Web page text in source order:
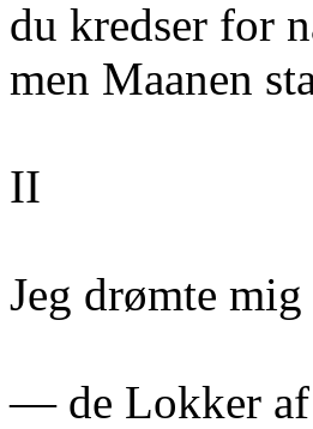
du kredser for
men Maanen
II
Jeg drømte
— de Lokker